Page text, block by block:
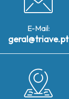
E-Mail:
geral@triave.pt